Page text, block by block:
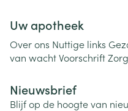
Uw apotheek
Over ons Nuttige links
van wachtVoorschrift
Nieuwsbrief
Blijf op de hoogte van